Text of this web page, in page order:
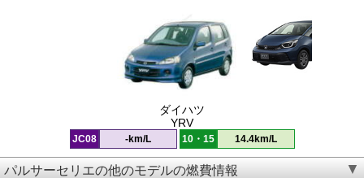
ダイハツ
YRV
JC08 -km/L 10・15 14.4km/L
パルサーセリエの他のモデルの燃費情報